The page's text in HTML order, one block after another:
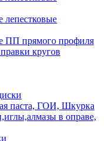
ПП прямого профиля
кругов
паста, ГОИ, Шкурка
в оправе,